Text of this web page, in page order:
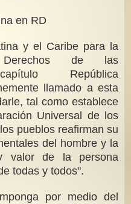
en RD
y el Caribe para la
de las
República
llamado a esta
tal como establece
Universal de los
pueblos reafirman su
del hombre y la
valor de la persona
todas y todos".
por medio del